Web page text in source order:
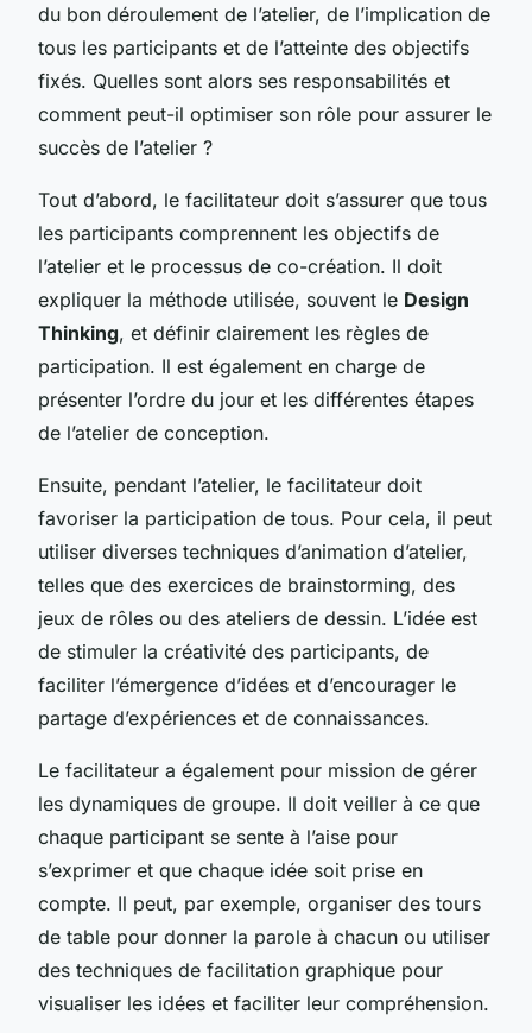
du bon déroulement de l’atelier, de l’implication de
tous les participants et de l’atteinte des objectifs
fixés. Quelles sont alors ses responsabilités et
comment peut-il optimiser son rôle pour assurer le
succès de l’atelier ?
Tout d’abord, le facilitateur doit s’assurer que tous
les participants comprennent les objectifs de
l’atelier et le processus de co-création. Il doit
expliquer la méthode utilisée, souvent le Design
Thinking, et définir clairement les règles de
participation. Il est également en charge de
présenter l’ordre du jour et les différentes étapes
de l’atelier de conception.
Ensuite, pendant l’atelier, le facilitateur doit
favoriser la participation de tous. Pour cela, il peut
utiliser diverses techniques d’animation d’atelier,
telles que des exercices de brainstorming, des
jeux de rôles ou des ateliers de dessin. L’idée est
de stimuler la créativité des participants, de
faciliter l’émergence d’idées et d’encourager le
partage d’expériences et de connaissances.
Le facilitateur a également pour mission de gérer
les dynamiques de groupe. Il doit veiller à ce que
chaque participant se sente à l’aise pour
s’exprimer et que chaque idée soit prise en
compte. Il peut, par exemple, organiser des tours
de table pour donner la parole à chacun ou utiliser
des techniques de facilitation graphique pour
visualiser les idées et faciliter leur compréhension.